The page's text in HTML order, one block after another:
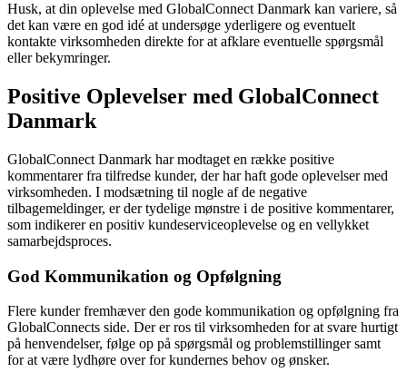
Husk, at din oplevelse med GlobalConnect Danmark kan variere, så
det kan være en god idé at undersøge yderligere og eventuelt
kontakte virksomheden direkte for at afklare eventuelle spørgsmål
eller bekymringer.
Positive Oplevelser med GlobalConnect
Danmark
GlobalConnect Danmark har modtaget en række positive
kommentarer fra tilfredse kunder, der har haft gode oplevelser med
virksomheden. I modsætning til nogle af de negative
tilbagemeldinger, er der tydelige mønstre i de positive kommentarer,
som indikerer en positiv kundeserviceoplevelse og en vellykket
samarbejdsproces.
God Kommunikation og Opfølgning
Flere kunder fremhæver den gode kommunikation og opfølgning fra
GlobalConnects side. Der er ros til virksomheden for at svare hurtigt
på henvendelser, følge op på spørgsmål og problemstillinger samt
for at være lydhøre over for kundernes behov og ønsker.